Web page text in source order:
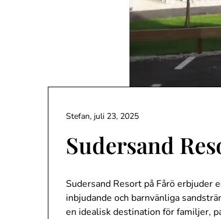
Sudersand
Stefan, juli 23, 2025
Sudersand Resort på Fårö erbjuder
inbjudande och barnvänliga
en idealisk destination för familjer,